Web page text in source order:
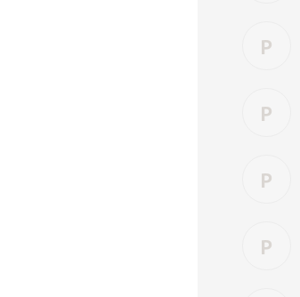
Р
Р
Р
Р